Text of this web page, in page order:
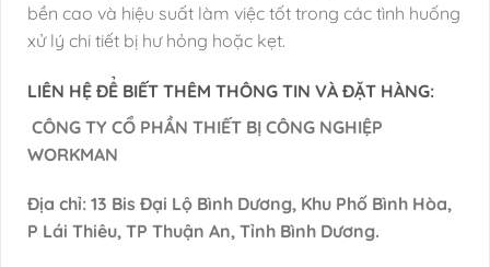
bền cao và hiệu suất làm việc tốt trong các tình huống
xử lý chi tiết bị hư hỏng hoặc kẹt.
LIÊN HỆ ĐỂ BIẾT THÊM THÔNG TIN VÀ ĐẶT HÀNG:
CÔNG TY CỔ PHẦN THIẾT BỊ CÔNG NGHIỆP
WORKMAN
Địa chỉ: 13 Bis Đại Lộ Bình Dương, Khu Phố Bình Hòa,
P Lái Thiêu, TP Thuận An, Tỉnh Bình Dương.